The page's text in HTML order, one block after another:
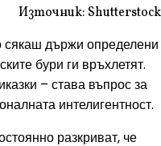
Източник: Shutterstock
сякаш държи определени
бури ги връхлетят.
– става въпрос за
интелигентност.
разкриват, че